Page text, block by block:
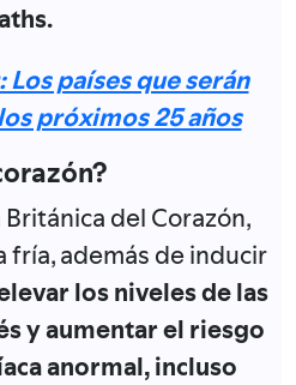
países que serán
próximos 25 años
del Corazón,
fría, además de inducir
los niveles de las
y aumentar el riesgo
anormal, incluso